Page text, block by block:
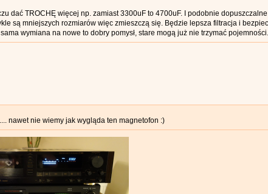
dać TROCHĘ więcej np. zamiast 3300uF to 4700uF. I podobnie
są mniejszych rozmiarów więc zmieszczą się. Będzie lepsza filtracja i
wymiana na nowe to dobry pomysł, stare mogą już nie trzymać pojemności.
nawet nie wiemy jak wygląda ten magnetofon :)